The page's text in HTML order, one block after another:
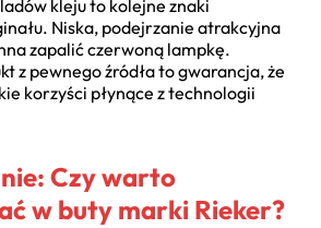
kleju to kolejne znaki
Niska, podejrzanie atrakcyjna
zapalić czerwoną lampkę.
z pewnego źródła to gwarancja, że
korzyści płynące z technologii
Czy warto
w buty marki Rieker?